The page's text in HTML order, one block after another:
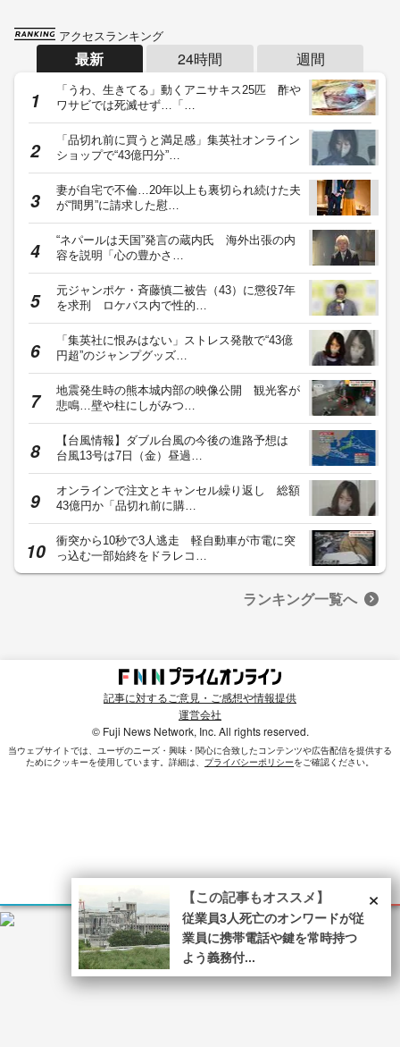
アクセスランキング
最新 24時間 週間
「うわ、生きてる」動くアニサキス25匹 酢や
ワサビでは死滅せず…「…
「品切れ前に買うと満足感」集英社オンライン
ショップで“43億円分”…
妻が自宅で不倫…20年以上も裏切られ続けた夫
が“間男”に請求した慰…
“ネパールは天国”発言の蔵内氏 海外出張の内
容を説明「心の豊かさ…
元ジャンポケ・斉藤慎二被告（43）に懲役7年
を求刑 ロケバス内で性的…
「集英社に恨みはない」ストレス発散で“43億
円超”のジャンプグッズ…
地震発生時の熊本城内部の映像公開 観光客が
悲鳴…壁や柱にしがみつ…
【台風情報】ダブル台風の今後の進路予想は
台風13号は7日（金）昼過…
オンラインで注文とキャンセル繰り返し 総額
43億円か「品切れ前に購…
衝突から10秒で3人逃走 軽自動車が市電に突
っ込む一部始終をドラレコ…
ランキング一覧へ
記事に対するご意見・ご感想や情報提供
運営会社
© Fuji News Network, Inc. All rights reserved.
当ウェブサイトでは、ユーザのニーズ・興味・関⼼に合致したコンテンツや広告配信を提供する
ためにクッキーを使⽤しています。詳細は、 プライバシーポリシーをご確認ください。
×
【この記事もオススメ】
従業員3人死亡のオンワードが従
業員に携帯電話や鍵を常時持つ
よう義務付...